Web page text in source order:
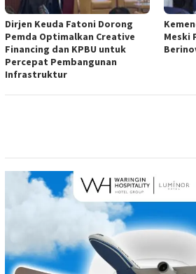
Dirjen Keuda Fatoni Dorong
Pemda Optimalkan Creative
Financing dan KPBU untuk
Percepat Pembangunan
Infrastruktur
Meski